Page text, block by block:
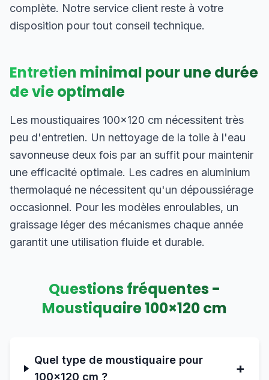
complète. Notre service client reste à votre
disposition pour tout conseil technique.
Entretien minimal pour une durée
de vie optimale
Les moustiquaires 100×120 cm nécessitent très
peu d'entretien. Un nettoyage de la toile à l'eau
savonneuse deux fois par an suffit pour maintenir
une efficacité optimale. Les cadres en aluminium
thermolaqué ne nécessitent qu'un dépoussiérage
occasionnel. Pour les modèles enroulables, un
graissage léger des mécanismes chaque année
garantit une utilisation fluide et durable.
Questions fréquentes -
Moustiquaire100×120cm
Quel type de moustiquaire pour
100×120 cm ?
+